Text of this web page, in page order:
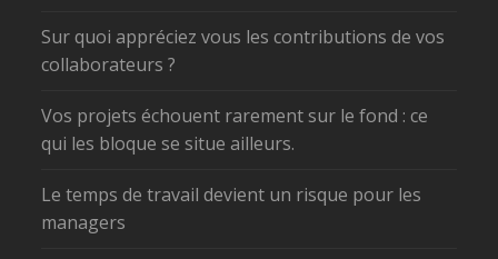
Sur quoi appréciez vous les contributions de vos
collaborateurs ?
Vos projets échouent rarement sur le fond : ce
qui les bloque se situe ailleurs.
Le temps de travail devient un risque pour les
managers